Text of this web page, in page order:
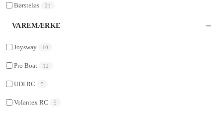
Børsteløs 21
VAREMÆRKE
Joysway 10
Pro Boat 12
UDI RC 5
Volantex RC 5